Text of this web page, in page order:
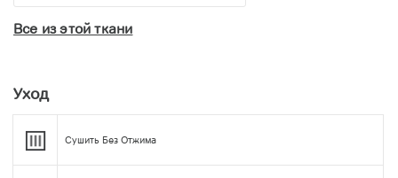
Все из этой ткани
Уход
Сушить Без Отжима